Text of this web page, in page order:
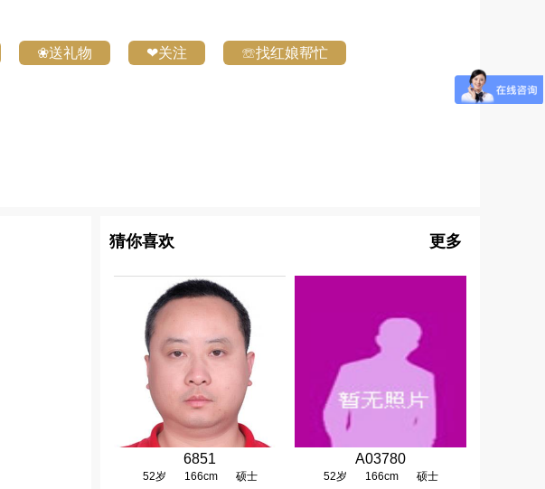
❀送礼物 ❤关注 ☏找红娘帮忙
猜你喜欢 更多
6851
52岁 166cm 硕士
A03780
52岁 166cm 硕士